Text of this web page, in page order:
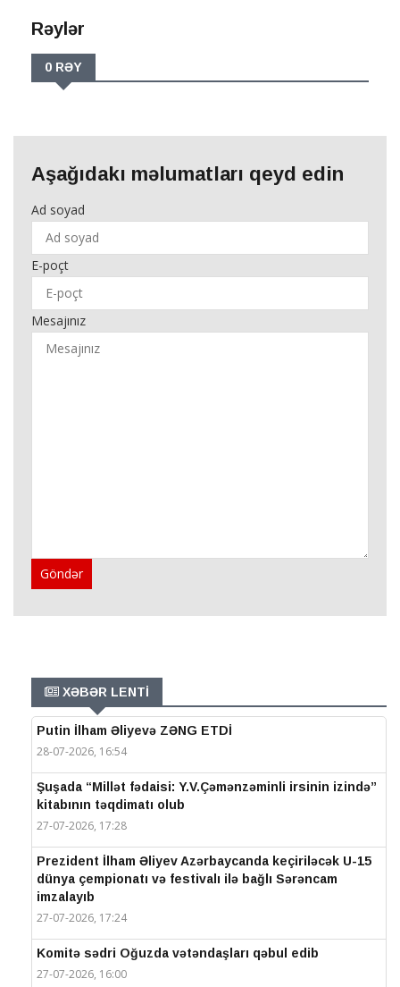
Rəylər
0 RƏY
Aşağıdakı məlumatları qeyd edin
Ad soyad
E-poçt
Mesajınız
Göndər
XƏBƏR LENTİ
Putin İlham Əliyevə ZƏNG ETDİ
28-07-2026, 16:54
Şuşada “Millət fədaisi: Y.V.Çəmənzəminli irsinin izində”
kitabının təqdimatı olub
27-07-2026, 17:28
Prezident İlham Əliyev Azərbaycanda keçiriləcək U-15
dünya çempionatı və festivalı ilə bağlı Sərəncam
imzalayıb
27-07-2026, 17:24
Komitə sədri Oğuzda vətəndaşları qəbul edib
27-07-2026, 16:00